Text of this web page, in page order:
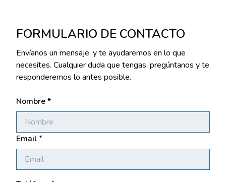
FORMULARIO DE CONTACTO
Envíanos un mensaje, y te ayudaremos en lo que
necesites. Cualquier duda que tengas, pregúntanos y te
responderemos lo antes posible.
Nombre *
Email *